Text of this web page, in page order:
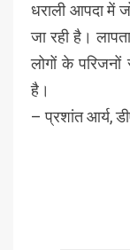
धराली आपदा में
जा रही है।
लोगों के
है।
– प्रशांत आर्य,